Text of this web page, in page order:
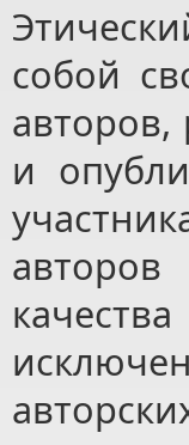
собой
авторов,
и
авторов